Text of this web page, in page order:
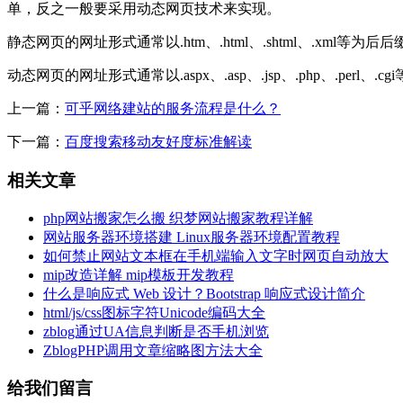
单，反之一般要采用动态网页技术来实现。
静态网页的网址形式通常以.htm、.html、.shtml、.xml等为后后
动态网页的网址形式通常以.aspx、.asp、.jsp、.php、.perl、.cgi
上一篇： 可乎网络建站的服务流程是什么？
下一篇： 百度搜索移动友好度标准解读
相关文章
php网站搬家怎么搬 织梦网站搬家教程详解
网站服务器环境搭建 Linux服务器环境配置教程
如何禁止网站文本框在手机端输入文字时网页自动放大
mip改造详解 mip模板开发教程
什么是响应式 Web 设计？Bootstrap 响应式设计简介
html/js/css图标字符Unicode编码大全
zblog通过UA信息判断是否手机浏览
ZblogPHP调用文章缩略图方法大全
给我们留言